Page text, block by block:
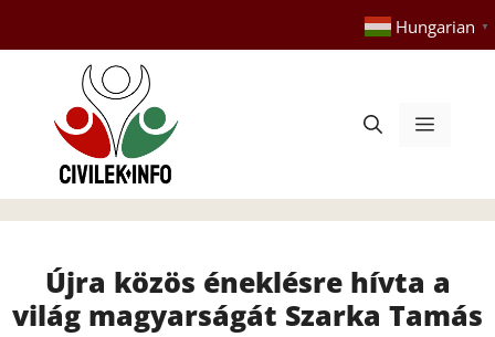
tartalomba
Hungarian ▼
Menü
Újra közös éneklésre hívta a
világ magyarságát Szarka Tamás